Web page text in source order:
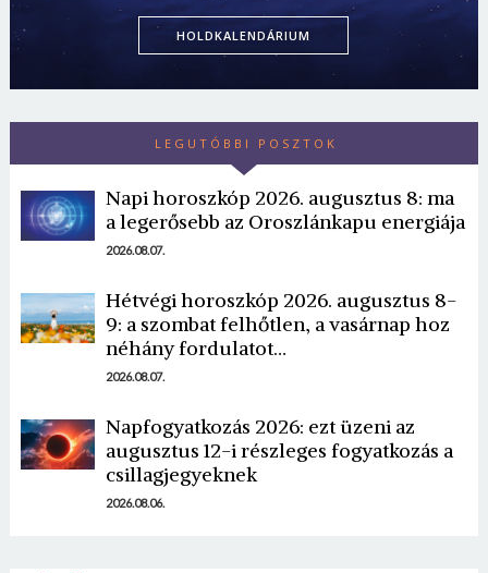
HOLDKALENDÁRIUM
LEGUTÓBBI POSZTOK
Napi horoszkóp 2026. augusztus 8: ma
a legerősebb az Oroszlánkapu energiája
2026.08.07.
Hétvégi horoszkóp 2026. augusztus 8-
9: a szombat felhőtlen, a vasárnap hoz
néhány fordulatot…
2026.08.07.
Napfogyatkozás 2026: ezt üzeni az
augusztus 12-i részleges fogyatkozás a
csillagjegyeknek
2026.08.06.